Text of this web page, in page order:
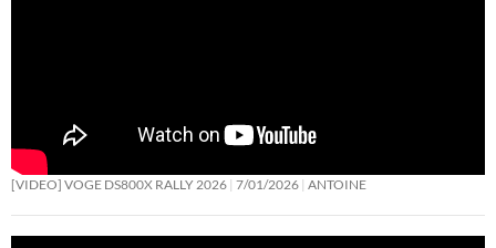
[VIDEO] VOGE DS800X RALLY 2026 7/01/2026 ANTOINE